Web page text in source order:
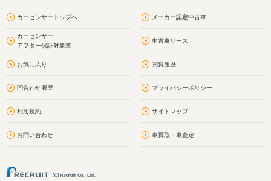
カーセンサートップへ メーカー認定中古車
カーセンサー
アフター保証対象車
中古車リース
お気に入り 閲覧履歴
問合わせ履歴 プライバシーポリシー
利用規約 サイトマップ
お問い合わせ 車買取・車査定